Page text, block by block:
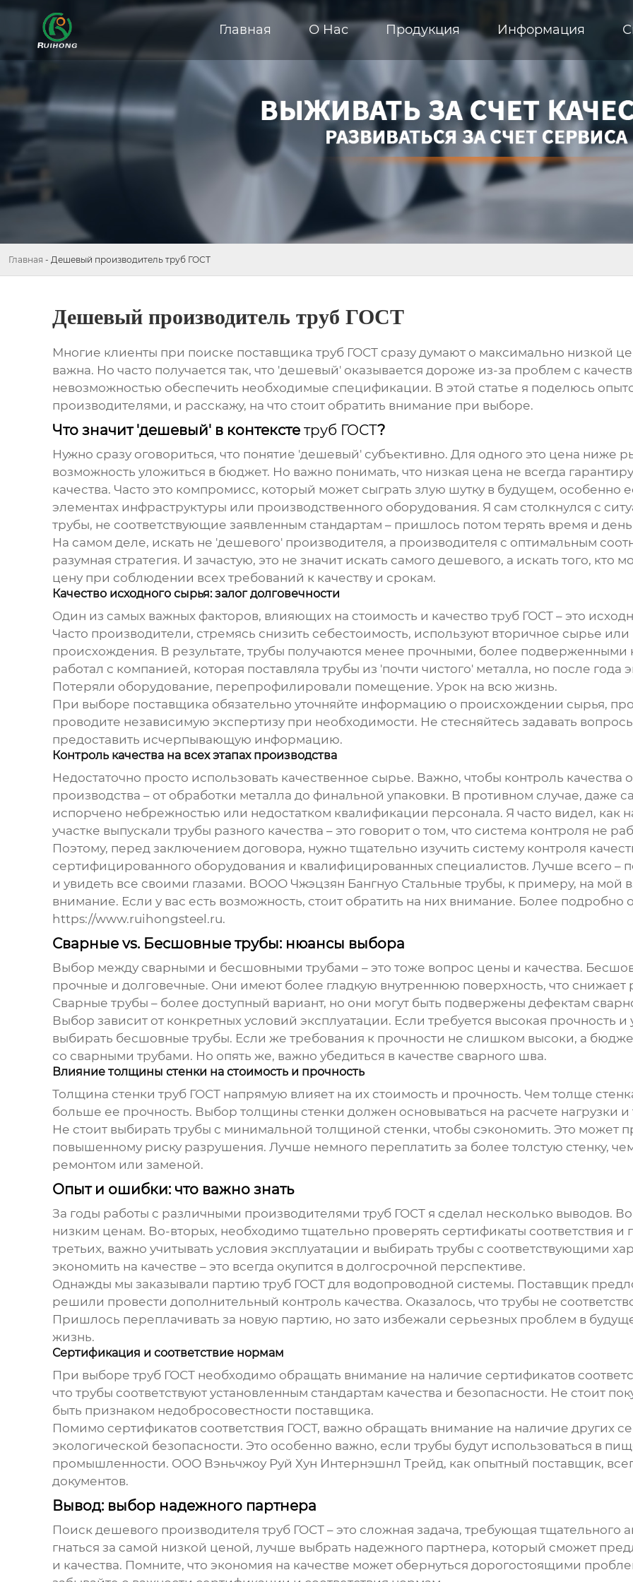
Главная О Hас Продукция Информация
Главная - Дешевый производитель труб ГОСТ
Дешевый производитель труб ГОСТ
Многие клиенты при поиске поставщика труб ГОСТсразу думают о максимально низкой
важна. Но часто получается так, что 'дешевый' оказывается дороже из-за проблем с
невозможностью обеспечить необходимые спецификации. В этой статье я поделюсь
производителями, и расскажу, на что стоит обратить внимание при выборе.
Что значит 'дешевый' в контексте труб ГОСТ?
Нужно сразу оговориться, что понятие 'дешевый' субъективно. Для одного это цена ниже
возможность уложиться в бюджет. Но важно понимать, что низкая цена не всегда
качества. Часто это компромисс, который может сыграть злую шутку в будущем, особенно
элементах инфраструктуры или производственного оборудования. Я сам столкнулся с
трубы, не соответствующие заявленным стандартам – пришлось потом терять время и
На самом деле, искать не 'дешевого' производителя, а производителя с оптимальным
разумная стратегия. И зачастую, это не значит искать самого дешевого, а искать того,
цену при соблюдении всех требований к качеству и срокам.
Качество исходного сырья: залог долговечности
Один из самых важных факторов, влияющих на стоимость и качество труб ГОСТ– это
Часто производители, стремясь снизить себестоимость, используют вторичное сырье
происхождения. В результате, трубы получаются менее прочными, более подверженными
работал с компанией, которая поставляла трубы из 'почти чистого' металла, но после года
Потеряли оборудование, перепрофилировали помещение. Урок на всю жизнь.
При выборе поставщика обязательно уточняйте информацию о происхождении сырья,
проводите независимую экспертизу при необходимости. Не стесняйтесь задавать
предоставить исчерпывающую информацию.
Контроль качества на всех этапах производства
Недостаточно просто использовать качественное сырье. Важно, чтобы контроль качества
производства – от обработки металла до финальной упаковки. В противном случае, даже
испорчено небрежностью или недостатком квалификации персонала. Я часто видел, как
участке выпускали трубы разного качества – это говорит о том, что система контроля не
Поэтому, перед заключением договора, нужно тщательно изучить систему контроля
сертифицированного оборудования и квалифицированных специалистов. Лучше всего –
и увидеть все своими глазами. ВООО Чжэцзян Бангнуо Стальные трубы, к примеру, на мой
внимание. Если у вас есть возможность, стоит обратить на них внимание. Более подробно
https://www.ruihongsteel.ru.
Сварные vs. Бесшовные трубы: нюансы выбора
Выбор между сварными и бесшовными трубами – это тоже вопрос цены и качества.
прочные и долговечные. Они имеют более гладкую внутреннюю поверхность, что снижает
Сварные трубы – более доступный вариант, но они могут быть подвержены дефектам
Выбор зависит от конкретных условий эксплуатации. Если требуется высокая прочность
выбирать бесшовные трубы. Если же требования к прочности не слишком высоки, а
со сварными трубами. Но опять же, важно убедиться в качестве сварного шва.
Влияние толщины стенки на стоимость и прочность
Толщина стенки труб ГОСТнапрямую влияет на их стоимость и прочность. Чем толще
больше ее прочность. Выбор толщины стенки должен основываться на расчете нагрузки
Не стоит выбирать трубы с минимальной толщиной стенки, чтобы сэкономить. Это может
повышенному риску разрушения. Лучше немного переплатить за более толстую стенку,
ремонтом или заменой.
Опыт и ошибки: что важно знать
За годы работы с различными производителями труб ГОСТя сделал несколько выводов.
низким ценам. Во-вторых, необходимо тщательно проверять сертификаты соответствия и
третьих, важно учитывать условия эксплуатации и выбирать трубы с соответствующими
экономить на качестве – это всегда окупится в долгосрочной перспективе.
Однажды мы заказывали партию труб ГОСТдля водопроводной системы. Поставщик
решили провести дополнительный контроль качества. Оказалось, что трубы не
Пришлось переплачивать за новую партию, но зато избежали серьезных проблем в
жизнь.
Сертификация и соответствие нормам
При выборе труб ГОСТнеобходимо обращать внимание на наличие сертификатов
что трубы соответствуют установленным стандартам качества и безопасности. Не стоит
быть признаком недобросовестности поставщика.
Помимо сертификатов соответствия ГОСТ, важно обращать внимание на наличие других
экологической безопасности. Это особенно важно, если трубы будут использоваться в
промышленности. ООО Вэньчжоу Руй Хун Интернэшнл Трейд, как опытный поставщик,
документов.
Вывод: выбор надежного партнера
Поиск дешевого производителя труб ГОСТ– это сложная задача, требующая тщательного
гнаться за самой низкой ценой, лучше выбрать надежного партнера, который сможет
и качества. Помните, что экономия на качестве может обернуться дорогостоящими